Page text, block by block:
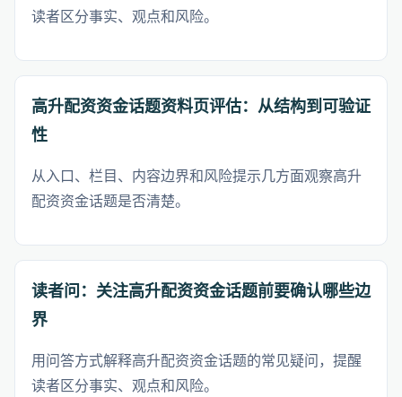
读者区分事实、观点和风险。
高升配资资金话题资料页评估：从结构到可验证
性
从入口、栏目、内容边界和风险提示几方面观察高升
配资资金话题是否清楚。
读者问：关注高升配资资金话题前要确认哪些边
界
用问答方式解释高升配资资金话题的常见疑问，提醒
读者区分事实、观点和风险。